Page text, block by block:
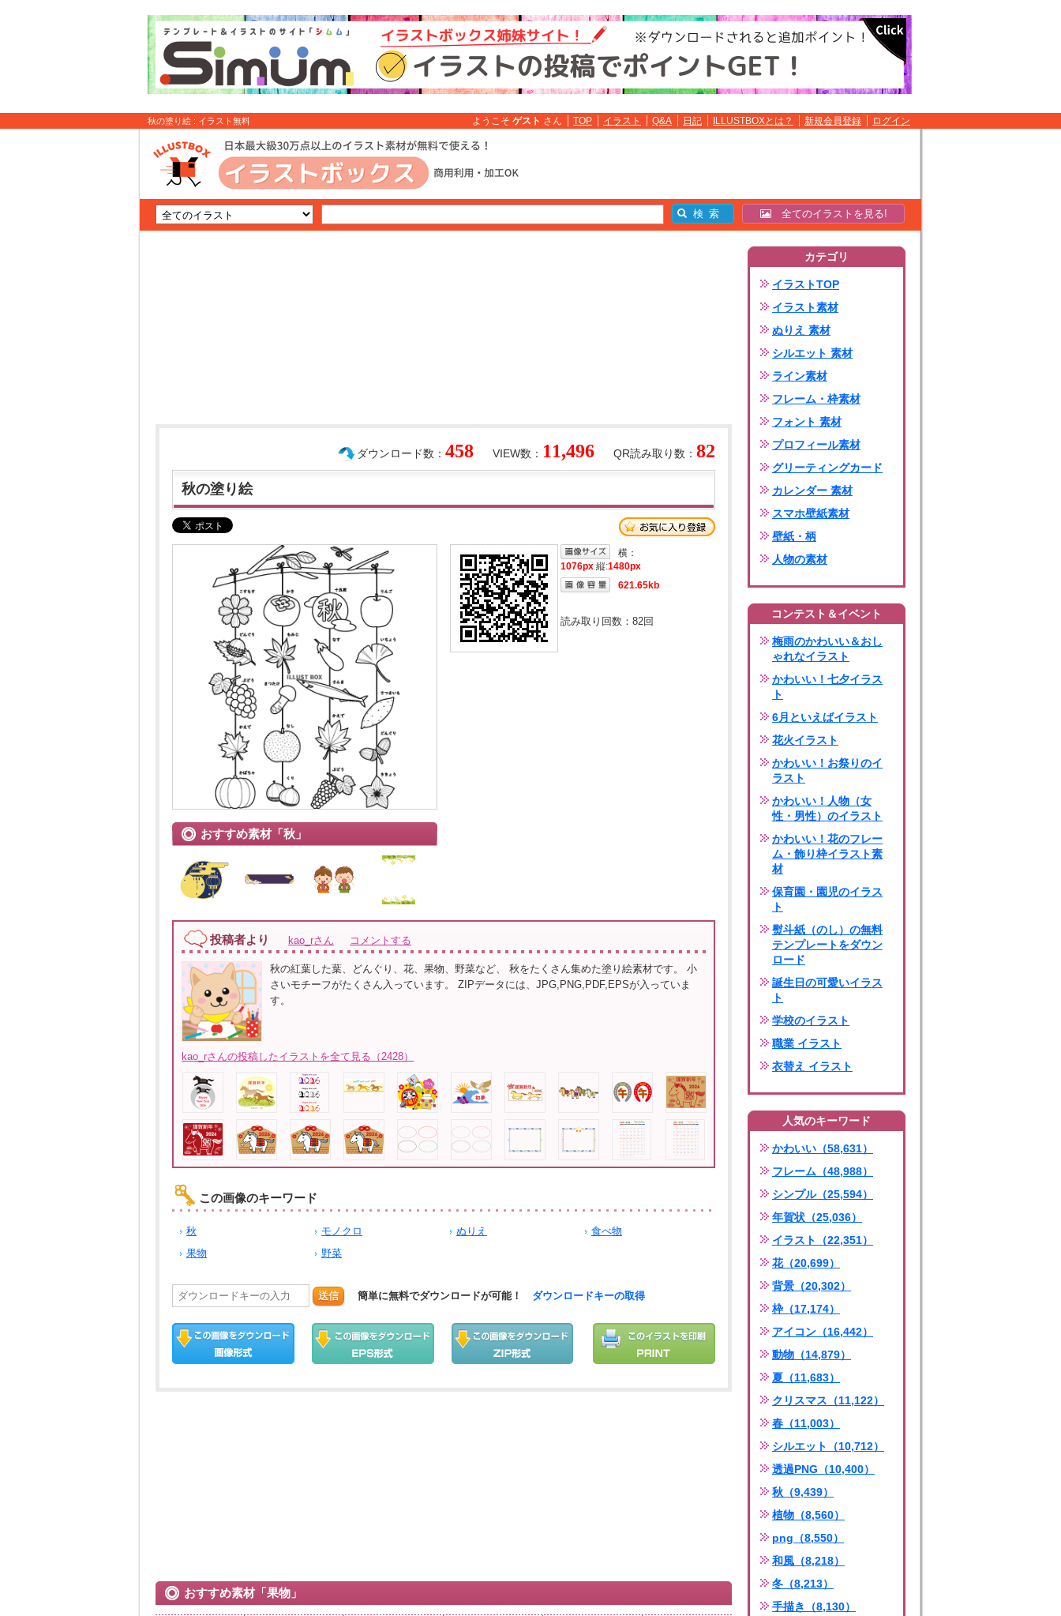
秋の塗り絵 : イラスト無料 ようこそ ゲスト さん TOP イラスト Q&A 日記 ILLUSTBOXとは？ 新規会員登録 ログイン
全てのイラストを見る!
QR読み取り数： 82
VIEW数： 11,496
ダウンロード数： 458
秋の塗り絵
おすすめ素材「秋」
横：
1076px 縦:1480px
621.65kb
読み取り回数： 82回
投稿者より kao_rさん コメントする
秋の紅葉した葉、どんぐり、花、果物、野菜など、 秋をたくさん集めた塗り絵素材です。 小
さいモチーフがたくさん入っています。 ZIPデータには、JPG,PNG,PDF,EPSが入っていま
す。
kao_rさんの投稿したイラストを全て見る（2428）
この画像のキーワード
秋 モノクロ ぬりえ
食べ物
果物
野菜
送信 簡単に無料でダウンロードが可能！ ダウンロードキーの取得
おすすめ素材「果物」
カテゴリ
イラストTOP
イラスト素材
ぬりえ 素材
シルエット 素材
ライン素材
フレーム・枠素材
フォント 素材
プロフィール素材
グリーティングカード
カレンダー 素材
スマホ壁紙素材
壁紙・柄
人物の素材
コンテスト＆イベント
梅雨のかわいい＆おし
ゃれなイラスト
かわいい！七夕イラス
ト
6月といえばイラスト
花火イラスト
かわいい！お祭りのイ
ラスト
かわいい！人物（女
性・男性）のイラスト
かわいい！花のフレー
ム・飾り枠イラスト素
材
保育園・園児のイラス
ト
熨斗紙（のし）の無料
テンプレートをダウン
ロード
誕生日の可愛いイラス
ト
学校のイラスト
職業 イラスト
衣替え イラスト
人気のキーワード
かわいい（58,631）
フレーム（48,988）
シンプル（25,594）
年賀状（25,036）
イラスト（22,351）
花（20,699）
背景（20,302）
枠（17,174）
アイコン（16,442）
動物（14,879）
夏（11,683）
クリスマス（11,122）
春（11,003）
シルエット（10,712）
透過PNG（10,400）
秋（9,439）
植物（8,560）
png（8,550）
和風（8,218）
冬（8,213）
手描き（8,130）